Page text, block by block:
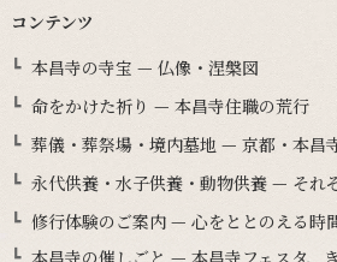
コンテンツ
本昌寺の寺宝 — 仏像・涅槃図
命をかけた祈り — 本昌寺住職の荒行
葬儀・葬祭場・境内墓地 — 京都・本昌
永代供養・水子供養・動物供養 — それ
修行体験のご案内 — 心をととのえる時
本昌寺の催しごと — 本昌寺フェスタ、